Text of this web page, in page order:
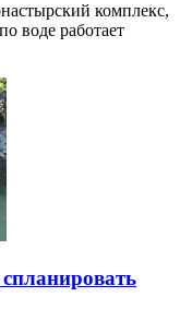
комплекс,
воде работает